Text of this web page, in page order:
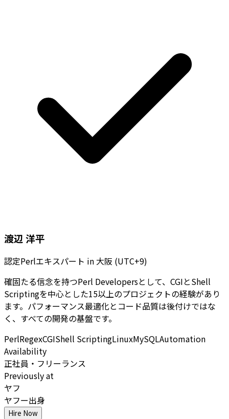
渡辺 洋平
認定Perlエキスパート in 大阪 (UTC+9)
確固たる信念を持つPerl Developersとして、CGIとShell
Scriptingを中心とした15以上のプロジェクトの経験があり
ます。パフォーマンス最適化とコード品質は後付けではな
く、すべての開発の基盤です。
PerlRegexCGIShell ScriptingLinuxMySQLAutomation
Availability
正社員・フリーランス
Previously at
ヤフ
ヤフー出身
Hire Now